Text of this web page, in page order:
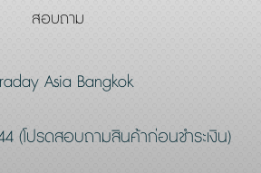
สอบถาม
Asia Bangkok
(โปรดสอบถามสินค้าก่อนชำระเงิน)